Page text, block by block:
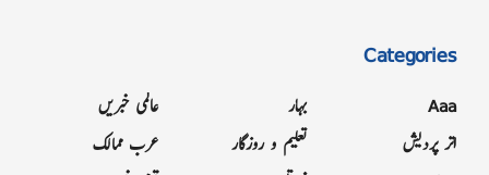
Categories
Aaa
اتر پردیش
بہار
تعلیم و روزگار
عالمی خبریں
عرب ممالک